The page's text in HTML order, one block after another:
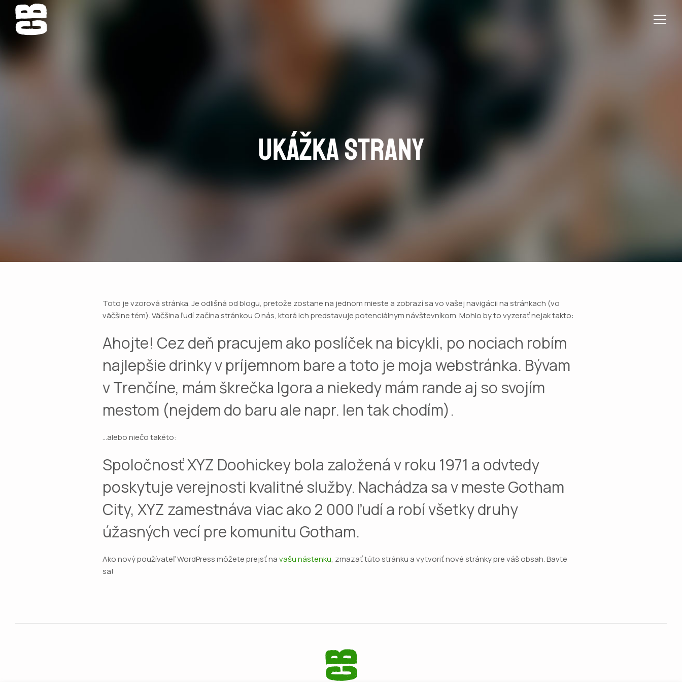
Ukážka strany
Toto je vzorová stránka. Je odlišná od blogu, pretože zostane na jednom mieste a zobrazí sa vo vašej navigácii na stránkach (vo
väčšine tém). Väčšina ľudí začína stránkou O nás, ktorá ich predstavuje potenciálnym návštevníkom. Mohlo by to vyzerať nejak takto:
Ahojte! Cez deň pracujem ako poslíček na bicykli, po nociach robím
najlepšie drinky v príjemnom bare a toto je moja webstránka. Bývam
v Trenčíne, mám škrečka Igora a niekedy mám rande aj so svojím
mestom (nejdem do baru ale napr. len tak chodím).
…alebo niečo takéto:
Spoločnosť XYZ Doohickey bola založená v roku 1971 a odvtedy
poskytuje verejnosti kvalitné služby. Nachádza sa v meste Gotham
City, XYZ zamestnáva viac ako 2 000 ľudí a robí všetky druhy
úžasných vecí pre komunitu Gotham.
Ako nový používateľ WordPress môžete prejsť navašu nástenku, zmazať túto stránku a vytvoriť nové stránky pre váš obsah. Bavte
sa!